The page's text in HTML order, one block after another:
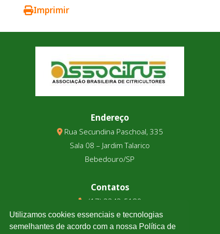
Imprimir
Endereço
Rua Secundina Paschoal, 335
Sala 08 – Jardim Talarico
Bebedouro/SP
Contatos
(17) 3343-5180
(17) 99123-9831
Utilizamos cookies essenciais e tecnologias
semelhantes de acordo com a nossa Política de